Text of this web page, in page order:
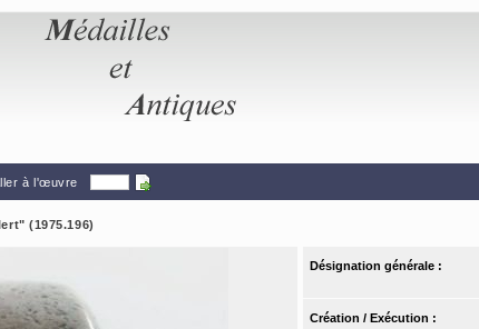
à l'œuvre
(1975.196)
Désignation générale :
Création / Exécution :